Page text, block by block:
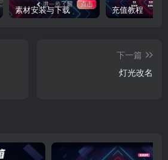
素材安装与下载 充值教程
下一篇
灯光改名